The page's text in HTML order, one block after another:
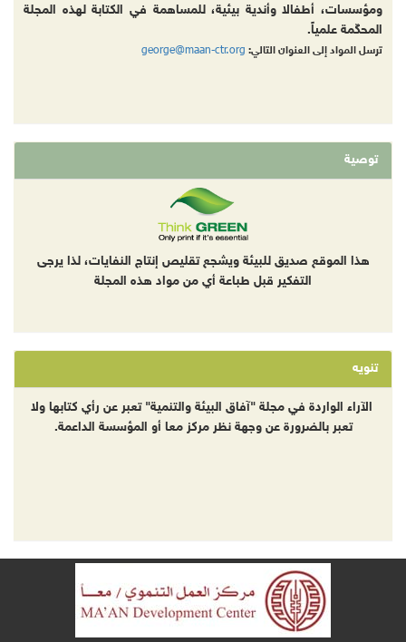
ومؤسسات، أطفالا وأندية بيئية، للمساهمة في الكتابة لهذه المجلة
المحكّمة علمياً.
ترسل المواد إلى العنوان التالي: george@maan-ctr.org
توصية
هذا الموقع صديق للبيئة ويشجع تقليص إنتاج النفايات، لذا يرجى
التفكير قبل طباعة أي من مواد هذه المجلة
تنويه
الآراء الواردة في مجلة "آفاق البيئة والتنمية" تعبر عن رأي كتابها ولا
تعبر بالضرورة عن وجهة نظر مركز معا أو المؤسسة الداعمة.